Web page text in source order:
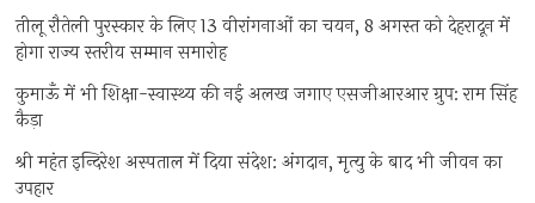
तीलू रौतेली पुरस्कार के लिए 13 वीरांगनाओं का चयन, 8 अगस्त को देहरादून में
होगा राज्य स्तरीय सम्मान समारोह
कुमाऊँ में भी शिक्षा-स्वास्थ्य की नई अलख जगाए एसजीआरआर ग्रुप: राम सिंह
कैड़ा
श्री महंत इन्दिरेश अस्पताल में दिया संदेश: अंगदान, मृत्यु के बाद भी जीवन का
उपहार